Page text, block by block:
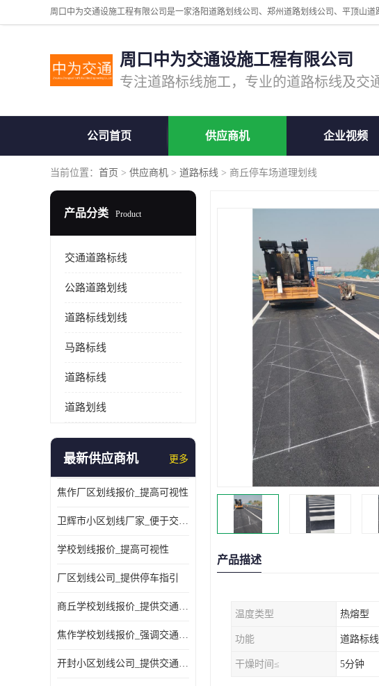
周口中为交通设施工程有限公司
公司首页 供应商机 企业视频
当前位置： 首页 > 供应商机 > 道路标线 > 商丘停车场道理划线
产品分类 Product
交通道路标线
公路道路划线
道路标线划线
马路标线
道路标线
道路划线
最新供应商机 更多
焦作厂区划线报价_提高可视性
卫辉市小区划线厂家_便于交通管理
学校划线报价_提高可视性
厂区划线公司_提供停车指引
商丘学校划线报价_提供交通信息
焦作学校划线报价_强调交通规则
开封小区划线公司_提供交通信息
产品描述
温度类型 热熔型
功能 道路标线
干燥时间≤ 5分钟